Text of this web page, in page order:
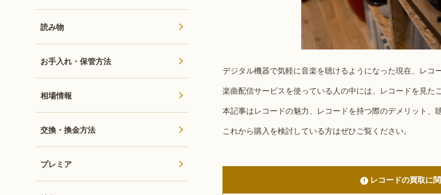
デジタル機器で気軽に音楽を聴けるようになった現在、レコ
楽曲配信サービスを使っている人の中には、レコードを見た
本記事はレコードの魅力、レコードを持つ際のデメリット
これから購入を検討している方はぜひご覧ください。
レコードの買取に
読み物
お手入れ・保管方法
相場情報
交換・換金方法
プレミア